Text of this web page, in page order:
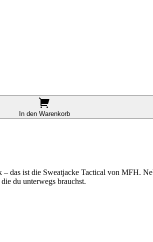
In den Warenkorb
das ist die Sweatjacke Tactical von MFH.
du unterwegs brauchst.